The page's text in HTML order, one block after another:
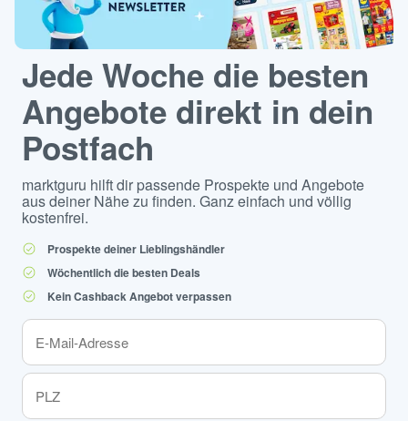
Jede Woche die besten
Angebote direkt in dein
Postfach
marktguru hilft dir passende Prospekte und Angebote
aus deiner Nähe zu finden. Ganz einfach und völlig
kostenfrei.
Prospekte deiner Lieblingshändler
Wöchentlich die besten Deals
Kein Cashback Angebot verpassen